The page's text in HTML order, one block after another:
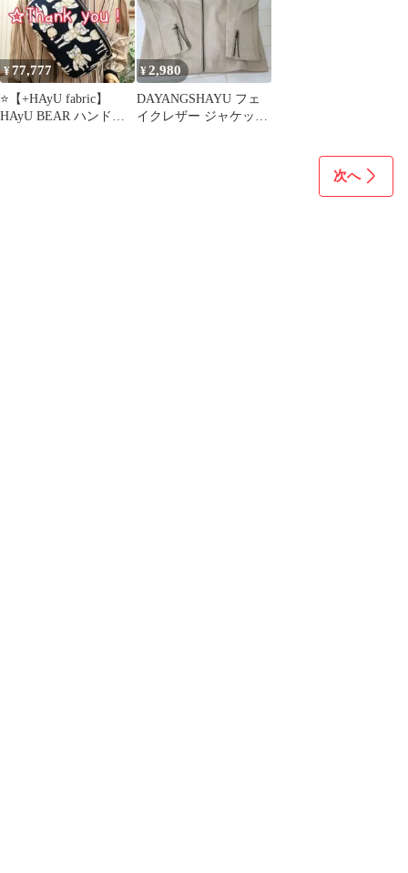
¥77,777
⭐【+HAyU fabric】
HAyU BEAR ハンドメ
¥2,980
DAYANGSHAYU フェ
イクレザー ジャケット
次へ